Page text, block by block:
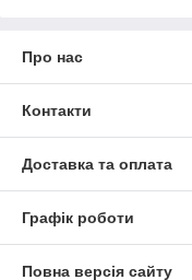
Про нас
Контакти
Доставка та оплата
Графік роботи
Повна версія сайту